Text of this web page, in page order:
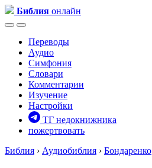
Библия онлайн
Переводы
Аудио
Симфония
Словари
Комментарии
Изучение
Настройки
ТГ недокнижника
пожертвовать
Библия › Аудиобиблия › Бондаренко